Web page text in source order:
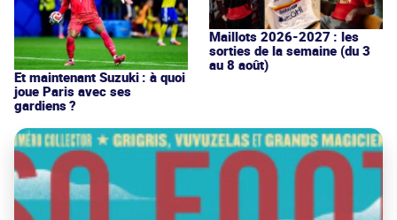
Et maintenant Suzuki : à quoi
joue Paris avec ses
gardiens ?
Maillots 2026-2027 : les
sorties de la semaine (du 3
au 8 août)